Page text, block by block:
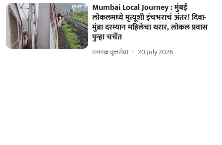
Mumbai Local Journey : मुंबई
लोकलमध्ये मृत्यूशी इंचभराचं अंतर! दिवा-
मुंब्रा दरम्यान महिलेचा थरार, लोकल प्रवास
पुन्हा चर्चेत
सकाळ वृत्तसेवा 20 July 2026